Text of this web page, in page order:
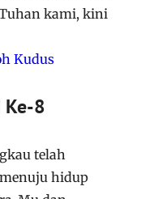
kami, kini
Kudus
Ke-8
telah
hidup